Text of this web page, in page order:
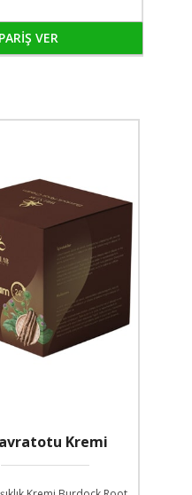
VER
Kremi